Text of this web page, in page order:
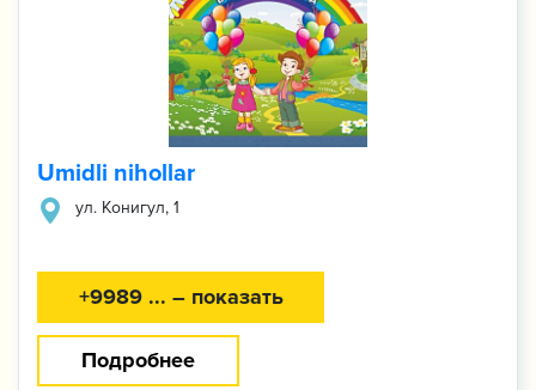
Umidli nihollar
​ул. Конигул, 1
+9989 ... – показать
Подробнее